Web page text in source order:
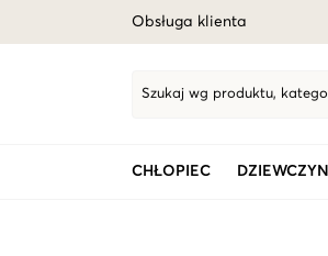
Obsługa klienta
Szukaj wg produktu,
CHŁOPIEC